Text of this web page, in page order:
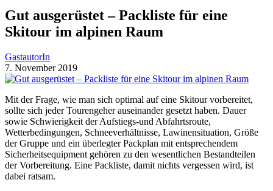
Gut ausgerüstet – Packliste für eine
Skitour im alpinen Raum
GastautorIn
7. November 2019
Mit der Frage, wie man sich optimal auf eine Skitour vorbereitet,
sollte sich jeder Tourengeher auseinander gesetzt haben. Dauer
sowie Schwierigkeit der Aufstiegs-und Abfahrtsroute,
Wetterbedingungen, Schneeverhältnisse, Lawinensituation, Größe
der Gruppe und ein überlegter Packplan mit entsprechendem
Sicherheitsequipment gehören zu den wesentlichen Bestandteilen
der Vorbereitung. Eine Packliste, damit nichts vergessen wird, ist
dabei ratsam.